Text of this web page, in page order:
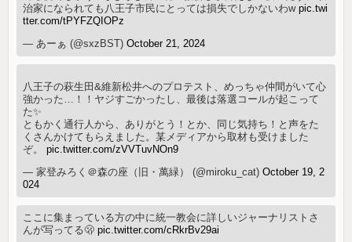
治家になられても八王子市民にとっては損失でしかないわwpic.twi
tter.com/tPYFZQIOPz
— あーぁ (@sxzBST)October 21, 2024
八王子の萩生田&維新松井へのプロテスト、めっちゃ仲間がいて心
強かった…！！ヤジすごかったし、最後は落選コールが起こって
た✨
ともかく通行人から、ありがとう！とか、同じ気持ち！と声をた
くさんかけてもらえました。某メディアから取材も受けました
ぞ。pic.twitter.com/zVVTuvNOn9
— 家登みろく＠森の座（旧・萬緑） (@miroku_cat)October 19, 2
024
ここに集まっている方の中に統一教会に詳しいジャーナリストさ
んが写ってる🫢pic.twitter.com/cRkrBv29ai